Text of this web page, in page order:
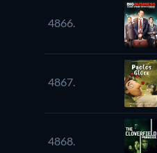
4866.
4867.
4868.